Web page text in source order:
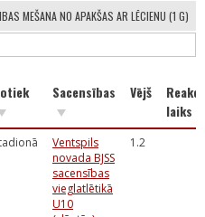
MEŠANA NO APAKŠAS AR LĒCIENU (1 G)
Sacensības Vējš
laiks
Ventspils
novada BJSS
sacensības
vieglatlētikā
U10
1.2